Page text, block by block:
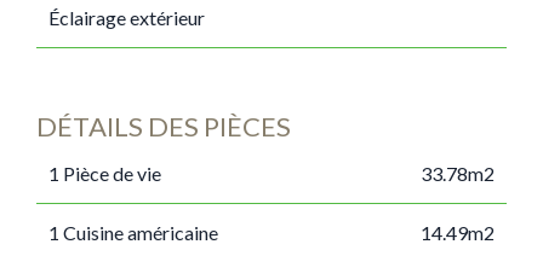
Éclairage extérieur
DÉTAILS DES PIÈCES
1 Pièce de vie 33.78m2
1 Cuisine américaine 14.49m2